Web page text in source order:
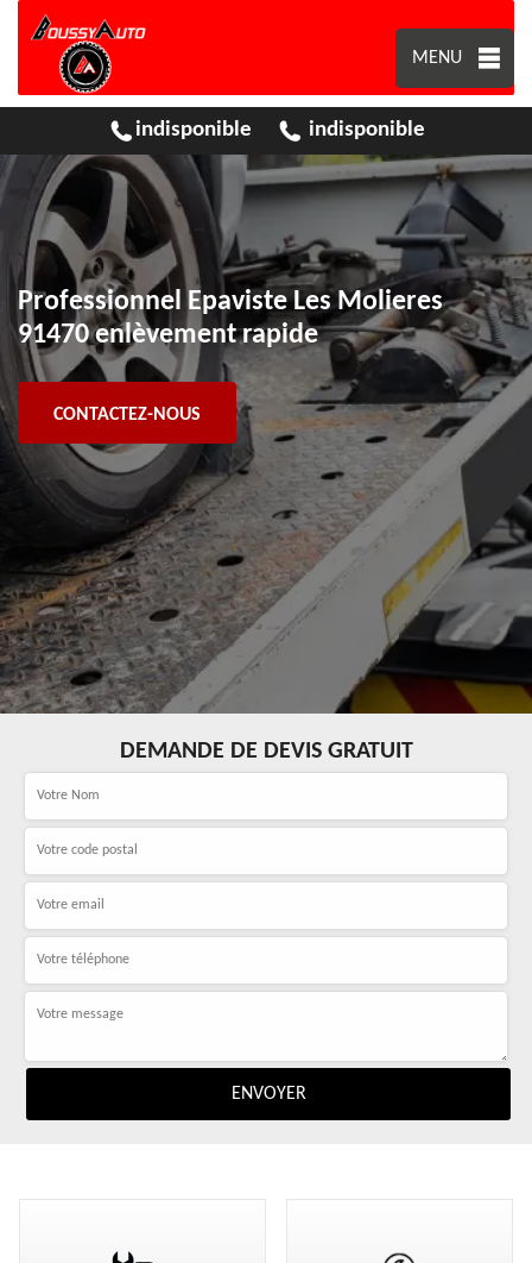
MENU
indisponible indisponible
Professionnel Epaviste Les Molieres
91470 enlèvement rapide
CONTACTEZ-NOUS
DEMANDE DE DEVIS GRATUIT